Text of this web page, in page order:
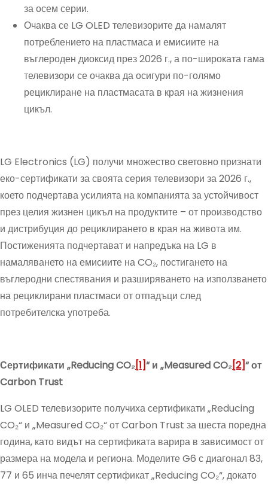
за осем серии.
Очаква се LG OLED телевизорите да намалят
потреблението на пластмаса и емисиите на
въглероден диоксид през 2026 г., а по-широката гама
телевизори се очаква да осигури по-голямо
рециклиране на пластмасата в края на жизнения
цикъл.
LG Electronics (LG) получи множество световно признати
еко-сертификати за своята серия телевизори за 2026 г.,
което подчертава усилията на компанията за устойчивост
през целия жизнен цикъл на продуктите – от производство
и дистрибуция до рециклирането в края на живота им.
Постиженията подчертават и напредъка на LG в
намаляването на емисиите на CO₂, постигането на
въглеродни спестявания и разширяването на използването
на рециклирани пластмаси от отпадъци след
потребителска употреба.
Сертификати „Reducing CO₂[1]“ и „Measured CO₂[2]“ от
Carbon Trust
LG OLED телевизорите получиха сертификати „Reducing
CO₂“ и „Measured CO₂“ от Carbon Trust за шеста поредна
година, като видът на сертификата варира в зависимост от
размера на модела и региона. Моделите G6 с диагонал 83,
77 и 65 инча печелят сертификат „Reducing CO₂“, докато